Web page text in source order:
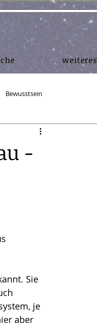
weiteres
Bewusstsein
Muskelaufbau
-
Sie
je
aber